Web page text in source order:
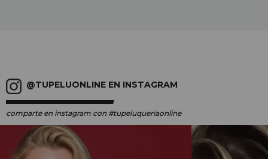
@TUPELUONLINE EN INSTAGRAM
comparte en instagram con #tupeluqueriaonline